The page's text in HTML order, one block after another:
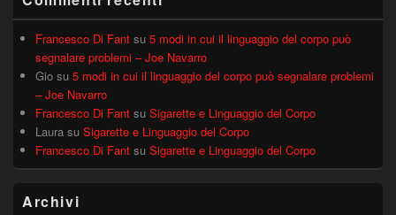
Francesco Di Fant su 5 modi in cui il linguaggio del corpo può
segnalare problemi – Joe Navarro
Gio su 5 modi in cui il linguaggio del corpo può segnalare problemi
– Joe Navarro
Francesco Di Fant su Sigarette e Linguaggio del Corpo
Laura su Sigarette e Linguaggio del Corpo
Francesco Di Fant su Sigarette e Linguaggio del Corpo
Archivi